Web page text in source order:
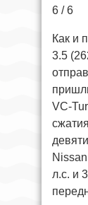
6 / 6
Как и
3.5
VC-
л.с. и